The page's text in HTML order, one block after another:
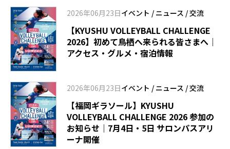
2026年06月23日イベント / ニュース /交流
【KYUSHU VOLLEYBALL CHALLENGE
2026】初めて鳥栖へ来られる皆さまへ｜
アクセス・グルメ・宿泊情報
2026年06月23日イベント / ニュース /交流
【福岡ギラソール】KYUSHU
VOLLEYBALL CHALLENGE 2026 参加の
お知らせ｜7月4日・5日 サロンパスアリ
ーナ開催